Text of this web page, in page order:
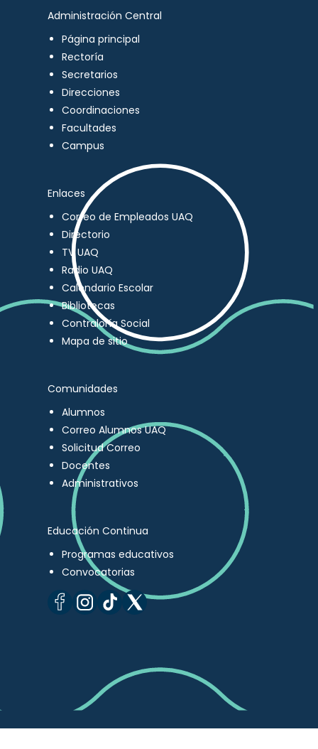
Administración Central
Página principal
Rectoría
Secretarios
Direcciones
Coordinaciones
Facultades
Campus
Enlaces
Correo de Empleados UAQ
Directorio
TV UAQ
Radio UAQ
Calendario Escolar
Bibliotecas
Contraloría Social
Mapa de sitio
Comunidades
Alumnos
Correo Alumnos UAQ
Solicitud Correo
Docentes
Administrativos
Educación Continua
Programas educativos
Convocatorias